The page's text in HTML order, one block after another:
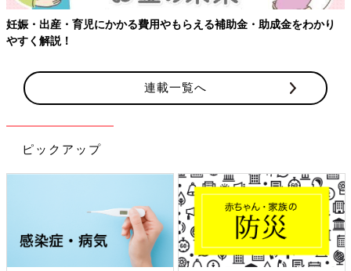
妊娠・出産・育児にかかる費用やもらえる補助金・助成金をわかり
やすく解説！
連載一覧へ
ピックアップ